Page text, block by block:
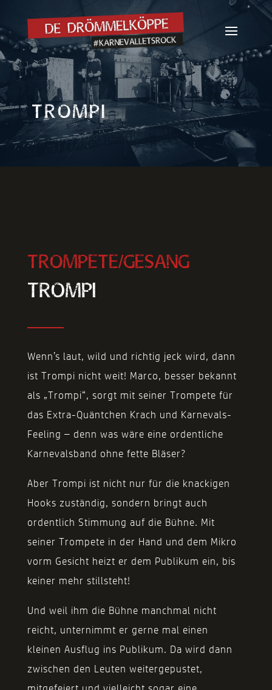
TROMPI
TROMPETE/GESANG
TROMPI
Wenn’s laut, wild und richtig jeck wird, dann
ist Trompi nicht weit! Marco, besser bekannt
als „Trompi“, sorgt mit seiner Trompete für
das Extra-Quäntchen Krach und Karnevals-
Feeling – denn was wäre eine ordentliche
Karnevalsband ohne fette Bläser?
Aber Trompi ist nicht nur für die knackigen
Hooks zuständig, sondern bringt auch
ordentlich Stimmung auf die Bühne. Mit
seiner Trompete in der Hand und dem Mikro
vorm Gesicht heizt er dem Publikum ein, bis
keiner mehr stillsteht!
Und weil ihm die Bühne manchmal nicht
reicht, unternimmt er gerne mal einen
kleinen Ausflug ins Publikum. Da wird dann
zwischen den Leuten weitergepustet,